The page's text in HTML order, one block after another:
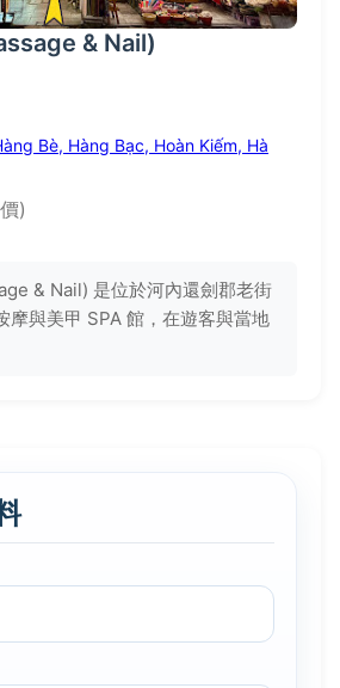
& Nail)
Bè, Hàng Bạc, Hoàn Kiếm, Hà
)
& Nail) 是位於河內還劍郡老街
摩與美甲 SPA 館，在遊客與當地